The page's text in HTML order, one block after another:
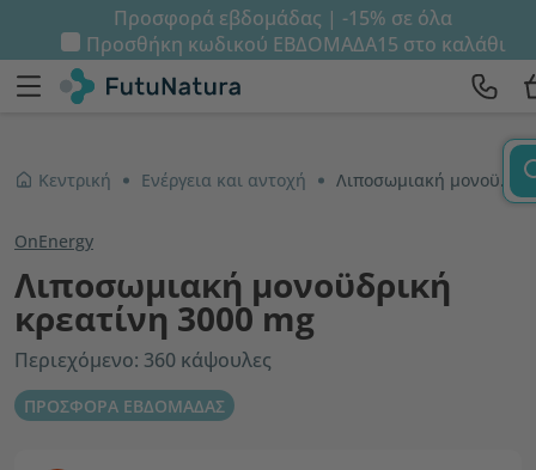
Προσφορά εβδομάδας | -15% σε όλα
Προσθήκη κωδικού ΕΒΔΟΜΑΔΑ15 στο καλάθι
Κεντρική Ενέργεια και αντοχή Λιποσωμιακή μονοϋδρική κρεατίνη 3000 mg
OnEnergy
Λιποσωμιακή μονοϋδρική
κρεατίνη 3000 mg
Περιεχόμενο: 360 κάψουλες
ΠΡΟΣΦΟΡΑ ΕΒΔΟΜΑΔΑΣ